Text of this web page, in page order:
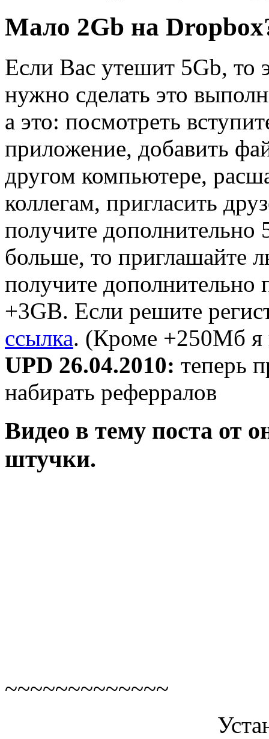
Мало 2Gb на
Если Вас утешит 5Gb,
нужно сделать это
а это: посмотреть
приложение, добавить
другом компьютере,
коллегам, пригласить
получите
больше, то приглашайте
получите
+3GB. Если решите
ссылка. (Кроме +250Мб я
UPD 26.04.2010: теперь
набирать реферралов
Видео в тему поста от
штучки.
~~~~~~~~~~~~~